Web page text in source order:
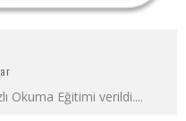
Okuma Eğitimi verildi....